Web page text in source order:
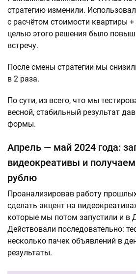
стратегию изменили.
с расчётом стоимости квартиры
целью этого решения было
встречу.
После смены стратегии мы
в 2 раза.
По сути, из всего, что мы
весной, стабильный результат
формы.
Апрель — май 2024 года:
видеокреативы и
рублю
Проанализировав работу
сделать акцент на
которые мы потом запустили и в
Действовали последовательно:
несколько пачек объявлений в
результаты.